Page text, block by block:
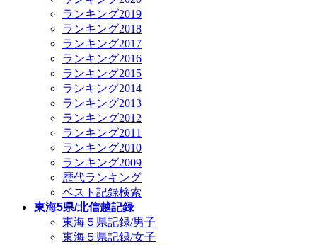
ランキング2019
ランキング2018
ランキング2017
ランキング2016
ランキング2015
ランキング2014
ランキング2013
ランキング2012
ランキング2011
ランキング2010
ランキング2009
歴代ランキング
ベスト記録検索
東海5県/北信越記録
東海５県記録/男子
東海５県記録/女子